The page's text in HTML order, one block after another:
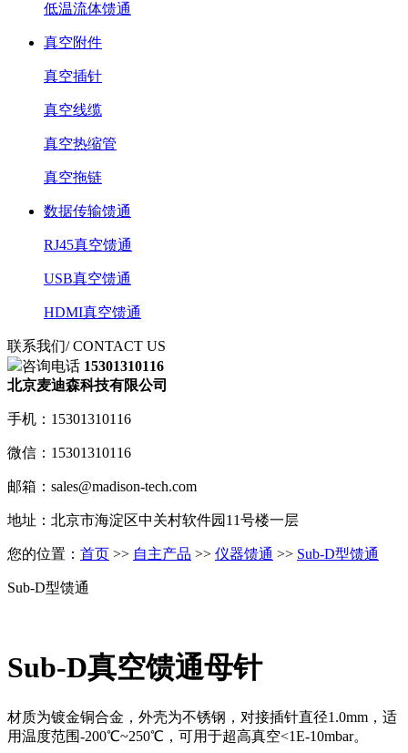
低温流体馈通
真空附件
真空插针
真空线缆
真空热缩管
真空拖链
数据传输馈通
RJ45真空馈通
USB真空馈通
HDMI真空馈通
联系我们/ CONTACT US
咨询电话 15301310116
北京麦迪森科技有限公司
手机：15301310116
微信：15301310116
邮箱：sales@madison-tech.com
地址：北京市海淀区中关村软件园11号楼一层
您的位置： 首页 >> 自主产品 >> 仪器馈通 >> Sub-D型馈通
Sub-D型馈通
Sub-D真空馈通母针
材质为镀金铜合金，外壳为不锈钢，对接插针直径1.0mm，适
用温度范围-200℃~250℃，可用于超高真空<1E-10mbar。